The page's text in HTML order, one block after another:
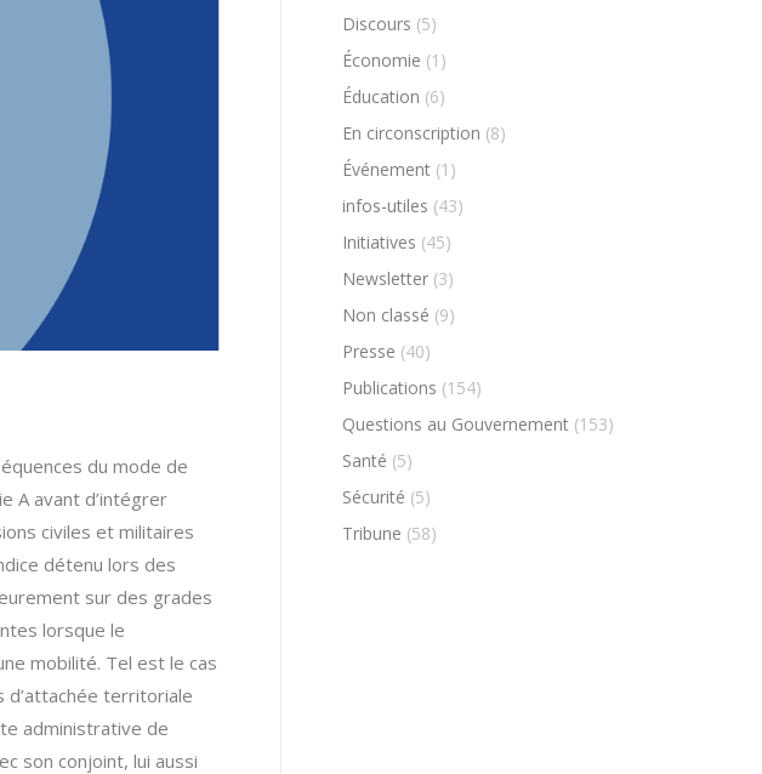
du mode de
A avant d’intégrer
civiles et militaires
détenu lors des
sur des grades
lorsque le
mobilité. Tel est le cas
d’attachée territoriale
administrative de
son conjoint, lui aussi
Discours (5)
Économie (1)
Éducation (6)
En circonscription (8)
Événement (1)
infos-utiles (43)
Initiatives (45)
Newsletter (3)
Non classé (9)
Presse (40)
Publications (154)
Questions au Gouvernement (153)
Santé (5)
Sécurité (5)
Tribune (58)